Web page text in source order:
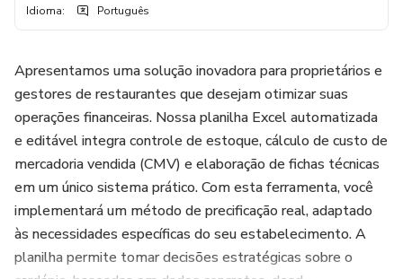
Idioma: Português
Apresentamos uma solução inovadora para proprietários e
gestores de restaurantes que desejam otimizar suas
operações financeiras. Nossa planilha Excel automatizada
e editável integra controle de estoque, cálculo de custo de
mercadoria vendida (CMV) e elaboração de fichas técnicas
em um único sistema prático. Com esta ferramenta, você
implementará um método de precificação real, adaptado
às necessidades específicas do seu estabelecimento. A
planilha permite tomar decisões estratégicas sobre o